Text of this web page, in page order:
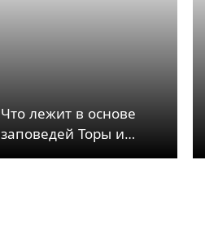
Что лежит в основе
заповедей Торы и
постановлений